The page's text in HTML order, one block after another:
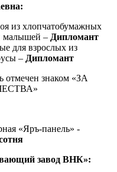
из хлопчатобумажных
малышей – Дипломант
для взрослых из
– Дипломант
отмечен знаком «ЗА
«Яръ-панель» -
завод ВНК»: